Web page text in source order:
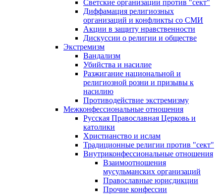
Светские организации против "сект"
Диффамация религиозных
организаций и конфликты со СМИ
Акции в защиту нравственности
Дискуссии о религии и обществе
Экстремизм
Вандализм
Убийства и насилие
Разжигание национальной и
религиозной розни и призывы к
насилию
Противодействие экстремизму
Межконфессиональные отношения
Русская Православная Церковь и
католики
Христианство и ислам
Традиционные религии против "сект"
Внутриконфессиональные отношения
Взаимоотношения
мусульманских организаций
Православные юрисдикции
Прочие конфессии